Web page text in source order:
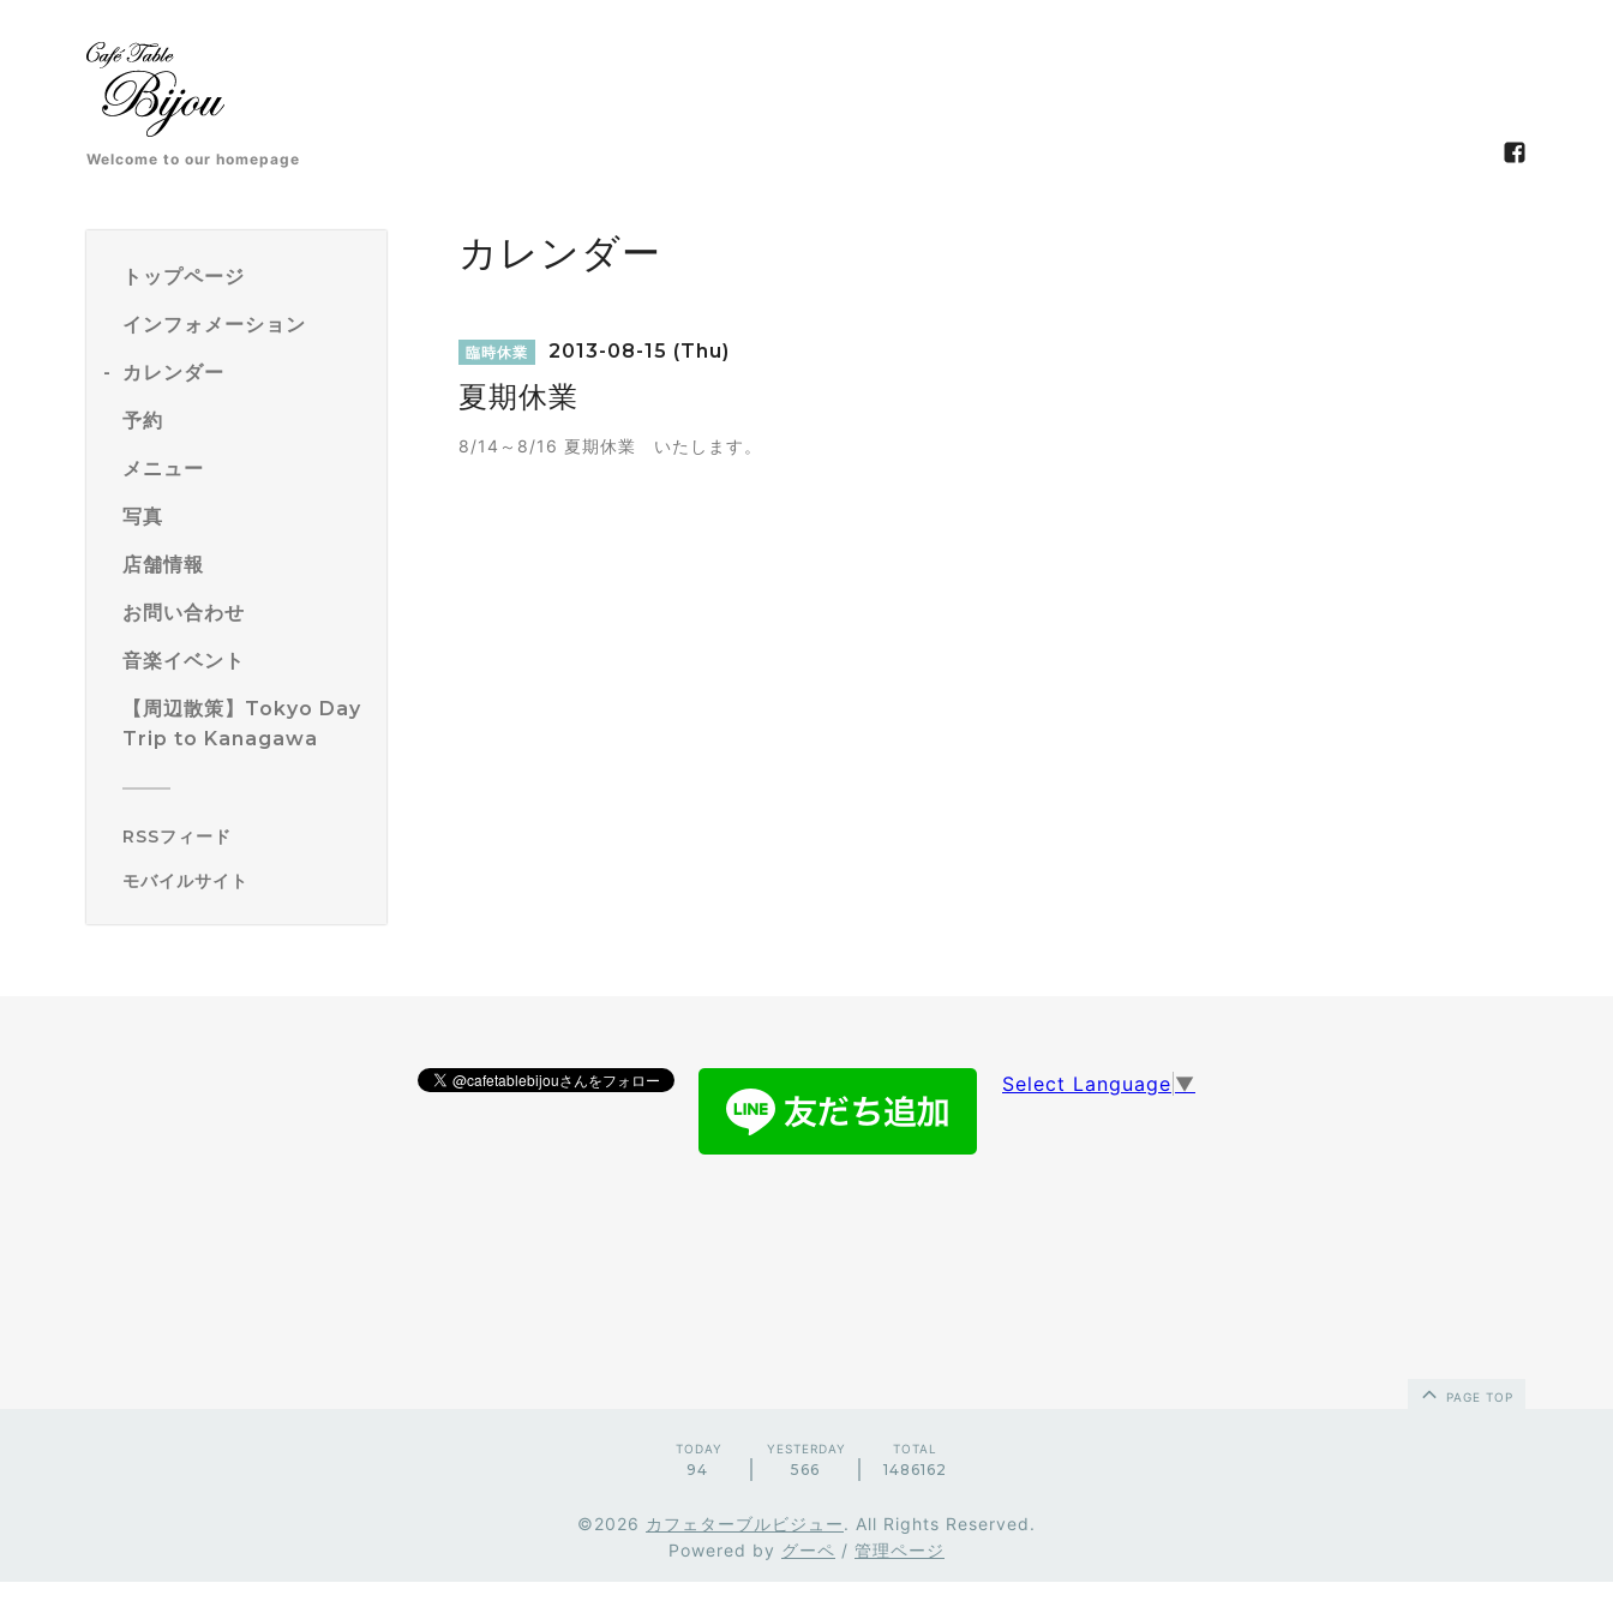
Welcome to our homepage
トップページ
インフォメーション
カレンダー
予約
メニュー
写真
店舗情報
お問い合わせ
音楽イベント
【周辺散策】Tokyo Day
Trip to Kanagawa
RSSフィード
モバイルサイト
カレンダー
臨時休業 2013-08-15 (Thu)
夏期休業
8/14～8/16 夏期休業 いたします。
Select Language ▼
PAGE TOP
TODAY
94
YESTERDAY
566
TOTAL
1486162
©2026 カフェターブルビジュー. All Rights Reserved.
Powered by グーペ / 管理ページ